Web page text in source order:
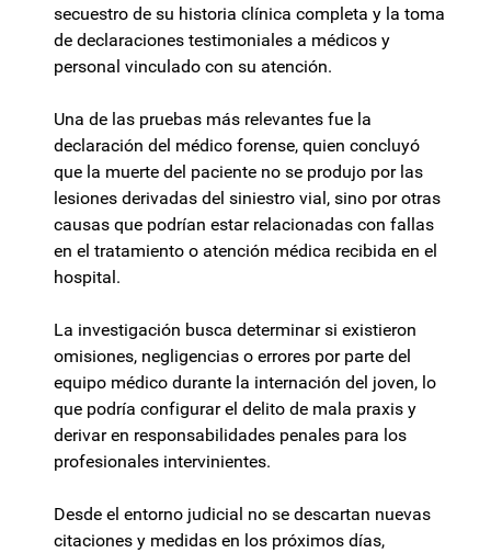
secuestro de su historia clínica completa y la toma
de declaraciones testimoniales a médicos y
personal vinculado con su atención.
Una de las pruebas más relevantes fue la
declaración del médico forense, quien concluyó
que la muerte del paciente no se produjo por las
lesiones derivadas del siniestro vial, sino por otras
causas que podrían estar relacionadas con fallas
en el tratamiento o atención médica recibida en el
hospital.
La investigación busca determinar si existieron
omisiones, negligencias o errores por parte del
equipo médico durante la internación del joven, lo
que podría configurar el delito de mala praxis y
derivar en responsabilidades penales para los
profesionales intervinientes.
Desde el entorno judicial no se descartan nuevas
citaciones y medidas en los próximos días,